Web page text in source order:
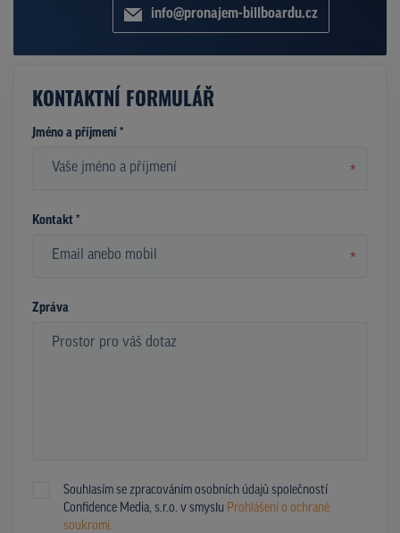
info@pronajem-billboardu.cz
KONTAKTNÍ FORMULÁŘ
Jméno a příjmení *
*
Kontakt *
*
Zpráva
Souhlasím se zpracováním osobních údajů společností
Confidence Media, s.r.o. v smyslu Prohlášení o ochraně
soukromí.